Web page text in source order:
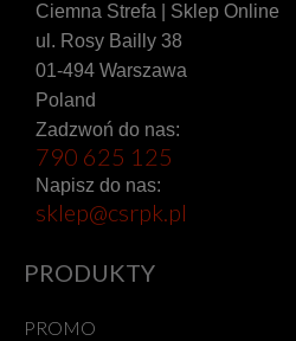
Ciemna Strefa | Sklep Online
ul. Rosy Bailly 38
01-494 Warszawa
Poland
Zadzwoń do nas:
790 625 125
Napisz do nas:
sklep@csrpk.pl
PRODUKTY
PROMO